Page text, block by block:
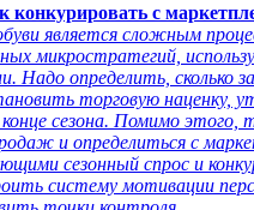
конкурировать с
является сложным
микростратегий,
Надо определить, сколько
торговую наценку,
сезона. Помимо этого,
и определиться с
сезонный спрос и
систему мотивации